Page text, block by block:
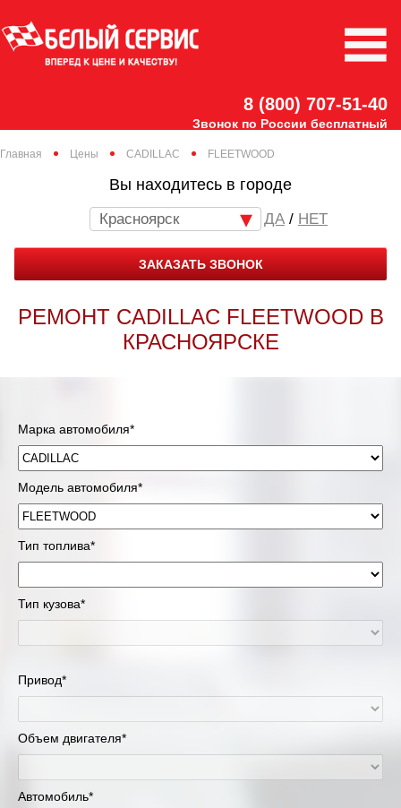
8 (800) 707-51-40
Звонок по России бесплатный
Главная Цены CADILLAC FLEETWOOD
Вы находитесь в городе
Красноярск / НЕТ
ЗАКАЗАТЬ ЗВОНОК
РЕМОНТ CADILLAC FLEETWOOD В
КРАСНОЯРСКЕ
Марка автомобиля*
Модель автомобиля*
Тип топлива*
Тип кузова*
Привод*
Объем двигателя*
Автомобиль*